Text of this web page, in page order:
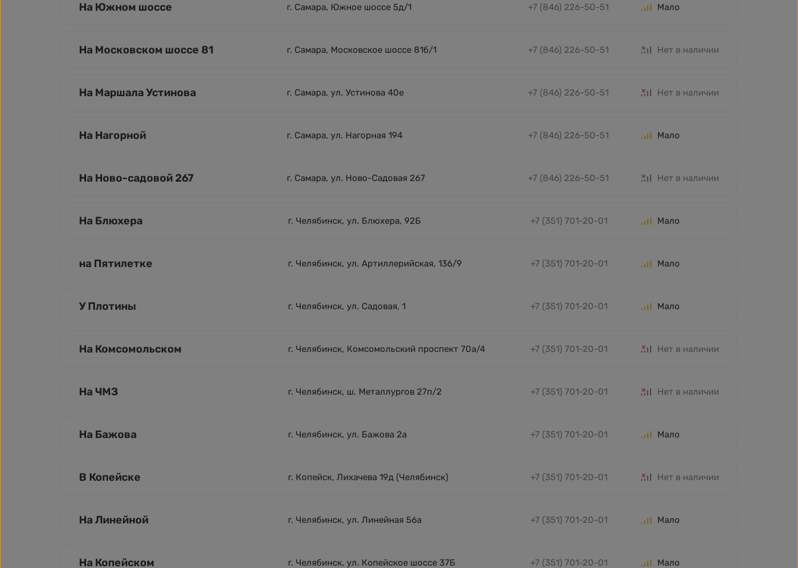
На Южном шоссе г. Самара, Южное шоссе 5д/1 +7 (846) 226-50-51 Мало
На Московском шоссе 81 г. Самара, Московское шоссе 81б/1 +7 (846) 226-50-51 Нет в наличии
На Маршала Устинова г. Самара, ул. Устинова 40е +7 (846) 226-50-51 Нет в наличии
На Нагорной г. Самара, ул. Нагорная 194 +7 (846) 226-50-51 Мало
На Ново-садовой 267 г. Самара, ул. Ново-Садовая 267 +7 (846) 226-50-51 Нет в наличии
На Блюхера г. Челябинск, ул. Блюхера, 92Б +7 (351) 701-20-01 Мало
на Пятилетке г. Челябинск, ул. Артиллерийская, 136/9 +7 (351) 701-20-01 Мало
У Плотины г. Челябинск, ул. Садовая, 1 +7 (351) 701-20-01 Мало
На Комсомольском г. Челябинск, Комсомольский проспект 70а/4 +7 (351) 701-20-01 Нет в наличии
На ЧМЗ г. Челябинск, ш. Металлургов 27п/2 +7 (351) 701-20-01 Нет в наличии
На Бажова г. Челябинск, ул. Бажова 2а +7 (351) 701-20-01 Мало
В Копейске г. Копейск, Лихачева 19д (Челябинск) +7 (351) 701-20-01 Нет в наличии
На Линейной г. Челябинск, ул. Линейная 56а +7 (351) 701-20-01 Мало
На Копейском г. Челябинск, ул. Копейское шоссе 37Б +7 (351) 701-20-01 Мало